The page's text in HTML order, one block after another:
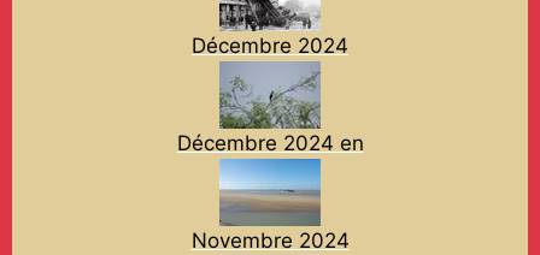
Décembre 2024
Décembre 2024 en
Novembre 2024